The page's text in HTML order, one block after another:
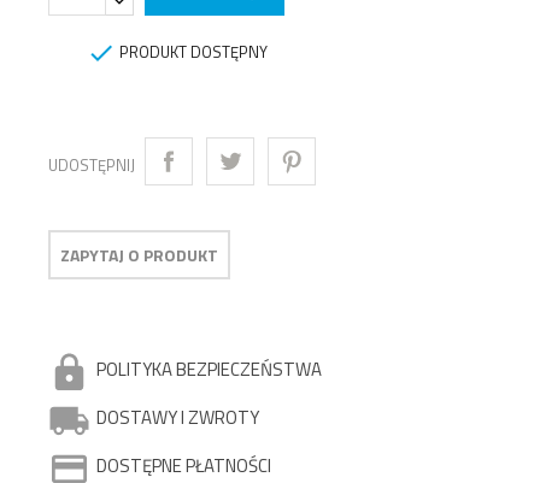
 PRODUKT DOSTĘPNY
UDOSTĘPNIJ
ZAPYTAJ O PRODUKT
POLITYKA BEZPIECZEŃSTWA
DOSTAWY I ZWROTY
DOSTĘPNE PŁATNOŚCI